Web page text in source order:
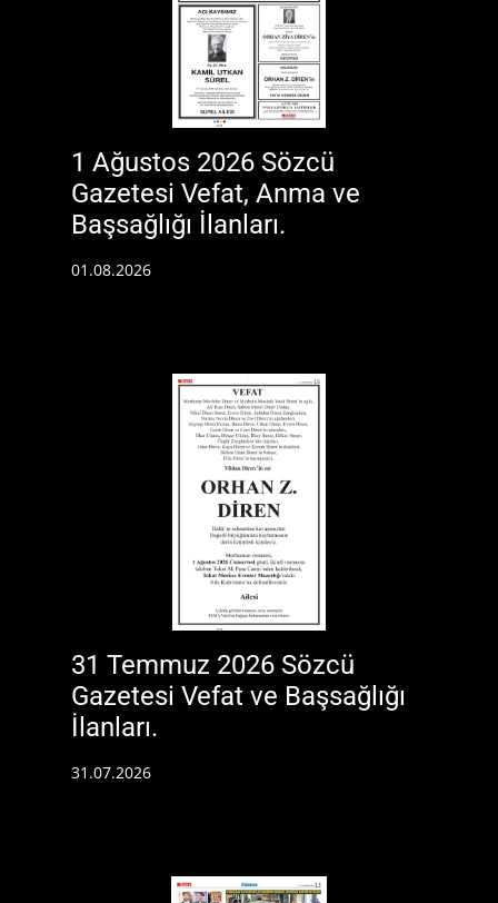
1 Ağustos 2026 Sözcü
Gazetesi Vefat, Anma ve
Başsağlığı İlanları.
01.08.2026
31 Temmuz 2026 Sözcü
Gazetesi Vefat ve Başsağlığı
İlanları.
31.07.2026